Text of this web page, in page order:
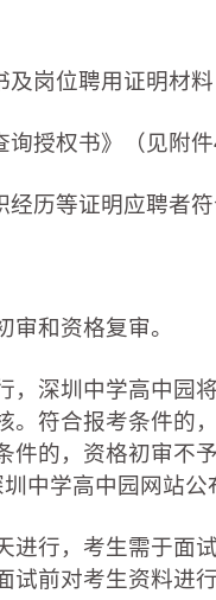
及岗位聘用证明材
询授权书》（见附
经历等证明应聘者
和资格复审。
，深圳中学高中园
。符合报考条件的
件的，资格初审不
中学高中园网站公
进行，考生需于面
试前对考生资料进